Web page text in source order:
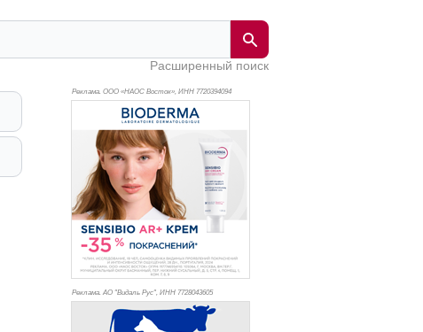
Расширенный поиск
Реклама. ООО «НАОС Восток», ИНН 7720394094
Реклама. АО "Видаль Рус", ИНН 7728043605